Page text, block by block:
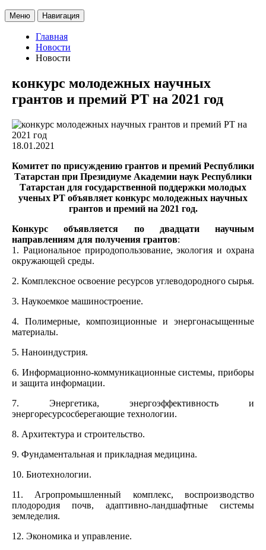
Меню Навигация
Главная
Новости
Новости
конкурс молодежных научных
грантов и премий РТ на 2021 год
18.01.2021
Комитет по присуждению грантов и премий Республики
Татарстан при Президиуме Академии наук Республики
Татарстан для государственной поддержки молодых
ученых РТ объявляет конкурс молодежных научных
грантов и премий на 2021 год.
Конкурс объявляется по двадцати научным
направлениям для получения грантов:
1. Рациональное природопользование, экология и охрана
окружающей среды.
2. Комплексное освоение ресурсов углеводородного сырья.
3. Наукоемкое машиностроение.
4. Полимерные, композиционные и энергонасыщенные
материалы.
5. Наноиндустрия.
6. Информационно-коммуникационные системы, приборы
и защита информации.
7. Энергетика, энергоэффективность и
энергоресурсосберегающие технологии.
8. Архитектура и строительство.
9. Фундаментальная и прикладная медицина.
10. Биотехнологии.
11. Агропромышленный комплекс, воспроизводство
плодородия почв, адаптивно-ландшафтные системы
земледелия.
12. Экономика и управление.